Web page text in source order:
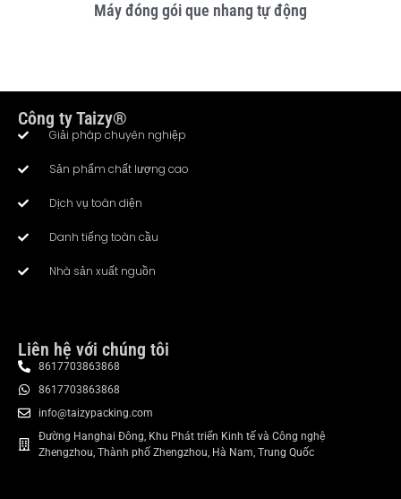
Máy đóng gói que nhang tự động
Công ty Taizy®
Giải pháp chuyên nghiệp
Sản phẩm chất lượng cao
Dịch vụ toàn diện
Danh tiếng toàn cầu
Nhà sản xuất nguồn
Liên hệ với chúng tôi
8617703863868
8617703863868
info@taizypacking.com
Đường Hanghai Đông, Khu Phát triển Kinh tế và Công nghệ
Zhengzhou, Thành phố Zhengzhou, Hà Nam, Trung Quốc